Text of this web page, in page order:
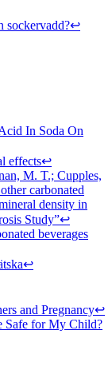
sockervadd?↩
In Soda On
effects↩
M. T.; Cupples,
carbonated
density in
Study”↩
beverages
↩
and Pregnancy↩
Safe for My Child?